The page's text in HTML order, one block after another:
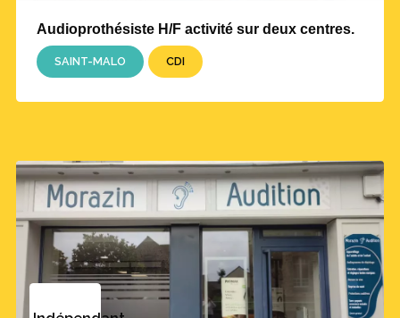
Audioprothésiste H/F activité sur deux centres.
SAINT-MALO CDI